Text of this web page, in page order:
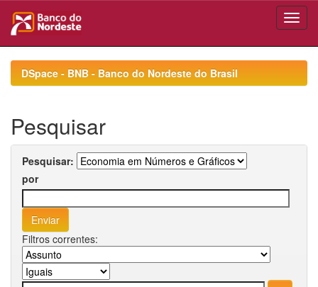
navigationDSpace - BNB - Banco do Nordeste do Brasil
Pesquisar
Pesquisar:
por
Filtros correntes: